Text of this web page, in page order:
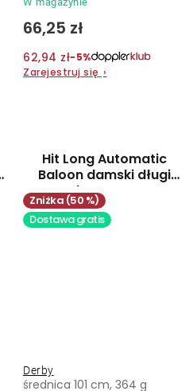
66,25 zł
62,94 zł−5%
Zarejestruj się ›
Hit Long Automatic
Baloon damski długi
parasol automatyczny
(50 %)
Dostawa gratis
Derby
średnica 101 cm, 364 g